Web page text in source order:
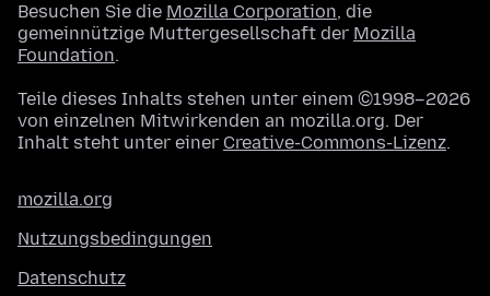
Besuchen Sie die Mozilla Corporation, die
gemeinnützige Muttergesellschaft der Mozilla
Foundation.
Teile dieses Inhalts stehen unter einem ©1998–2026
von einzelnen Mitwirkenden an mozilla.org. Der
Inhalt steht unter einer Creative-Commons-Lizenz.
mozilla.org
Nutzungsbedingungen
Datenschutz